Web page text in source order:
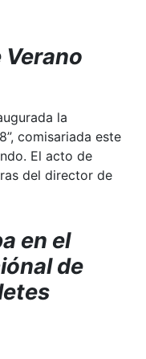
la
comisariada este
El acto de
del director de
en el
de